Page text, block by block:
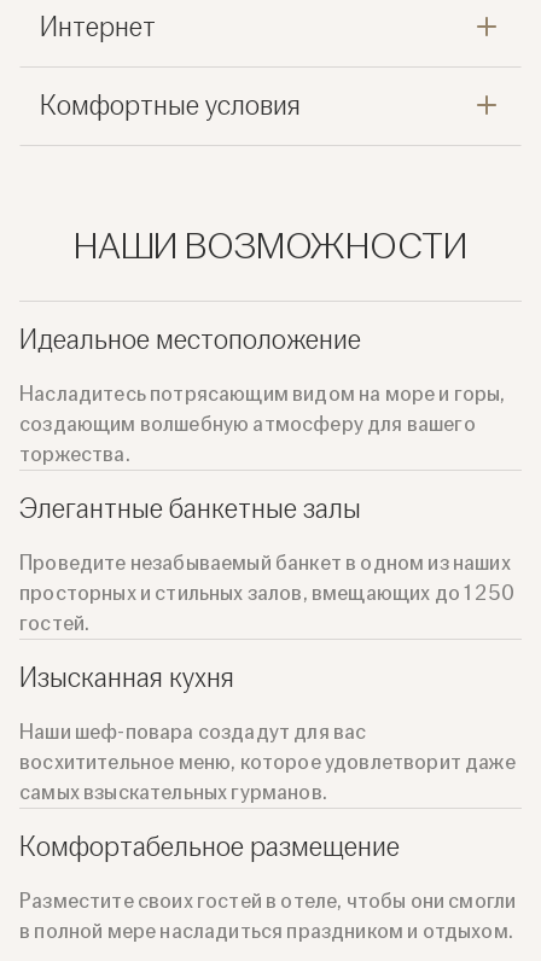
Интернет
Комфортные условия
НАШИ ВОЗМОЖНОСТИ
Идеальное местоположение
Насладитесь потрясающим видом на море и горы,
создающим волшебную атмосферу для вашего
торжества.
Элегантные банкетные залы
Проведите незабываемый банкет в одном из наших
просторных и стильных залов, вмещающих до 1 250
гостей.
Изысканная кухня
Наши шеф-повара создадут для вас
восхитительное меню, которое удовлетворит даже
самых взыскательных гурманов.
Комфортабельное размещение
Разместите своих гостей в отеле, чтобы они смогли
в полной мере насладиться праздником и отдыхом.